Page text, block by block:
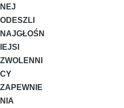
NEJ
ODESZLI
NAJGŁOŚN
IEJSI
ZWOLENNI
CY
ZAPEWNIE
NIA